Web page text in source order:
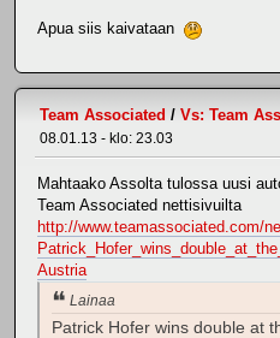
Apua siis kaivataan
Team Associated / Vs: Team
08.01.13 - klo: 23.03
Mahtaako Assolta tulossa uusi
Team Associated nettisivuilta
http://www.teamassociated.com/
Austria
Lainaa
Patrick Hofer wins double at